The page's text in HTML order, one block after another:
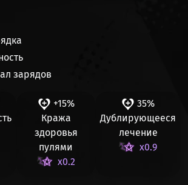
зарядов
+15%
Кража
здоровья
пулями
x0.2
35%
Дублирующееся
лечение
x0.9